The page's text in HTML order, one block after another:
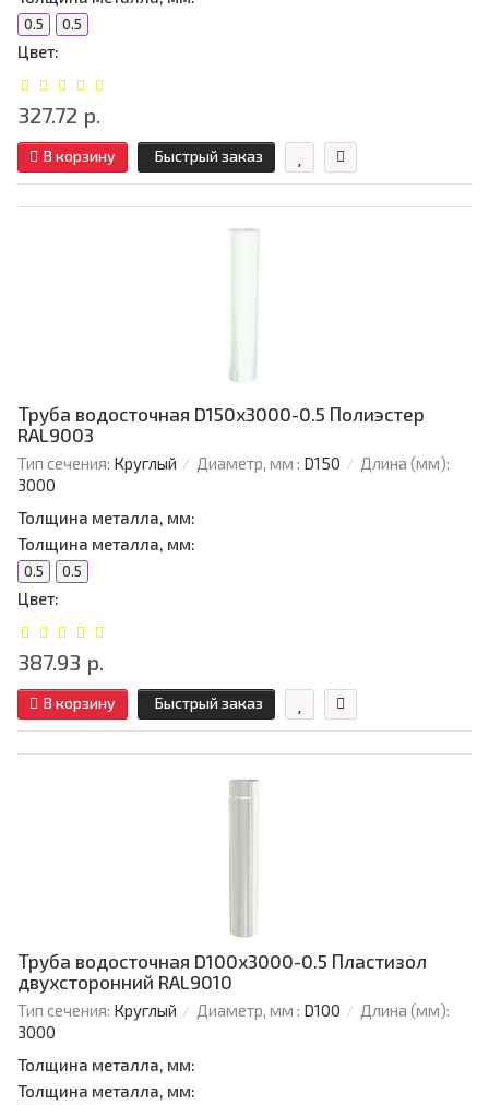
0.5 0.5
Цвет:
327.72 р.
В корзину Быстрый заказ
Труба водосточная D150х3000-0.5 Полиэстер
RAL9003
Тип сечения: Круглый Диаметр, мм : D150
Длина (мм):
3000
Толщина металла, мм:
Толщина металла, мм:
0.5 0.5
Цвет:
387.93 р.
В корзину Быстрый заказ
Труба водосточная D100х3000-0.5 Пластизол
двухсторонний RAL9010
Тип сечения: Круглый Диаметр, мм : D100
Длина (мм):
3000
Толщина металла, мм:
Толщина металла, мм: